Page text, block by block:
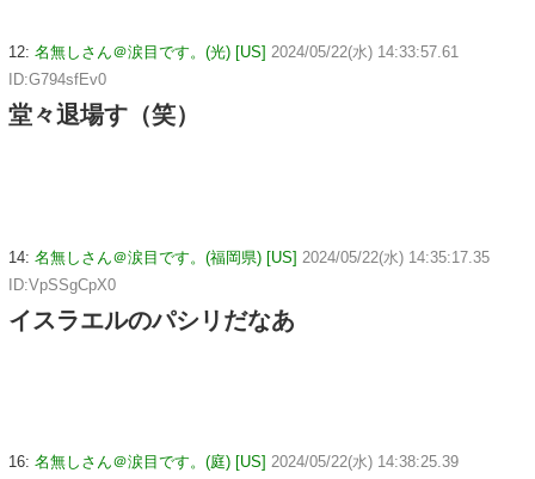
12: 名無しさん＠涙目です。(光) [US] 2024/05/22(水) 14:33:57.61
ID:G794sfEv0
堂々退場す（笑）
14: 名無しさん＠涙目です。(福岡県) [US] 2024/05/22(水) 14:35:17.35
ID:VpSSgCpX0
イスラエルのパシリだなあ
16: 名無しさん＠涙目です。(庭) [US] 2024/05/22(水) 14:38:25.39